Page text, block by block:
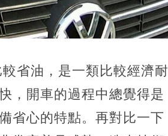
省油，是一類比較經濟耐
，開車的過程中總覺得是
省心的特點。再對比一下